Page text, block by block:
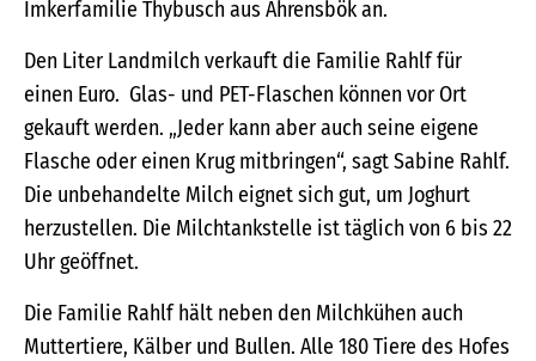
Imkerfamilie Thybusch aus Ahrensbök an.
Den Liter Landmilch verkauft die Familie Rahlf für
einen Euro. Glas- und PET-Flaschen können vor Ort
gekauft werden. „Jeder kann aber auch seine eigene
Flasche oder einen Krug mitbringen“, sagt Sabine Rahlf.
Die unbehandelte Milch eignet sich gut, um Joghurt
herzustellen. Die Milchtankstelle ist täglich von 6 bis 22
Uhr geöffnet.
Die Familie Rahlf hält neben den Milchkühen auch
Muttertiere, Kälber und Bullen. Alle 180 Tiere des Hofes